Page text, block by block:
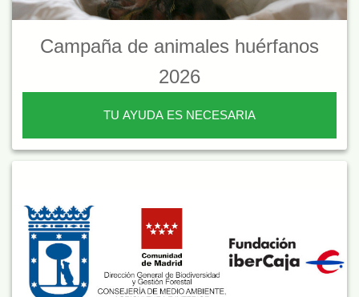
Campaña de animales huérfanos
2026
TU AYUDA ES NECESARIA